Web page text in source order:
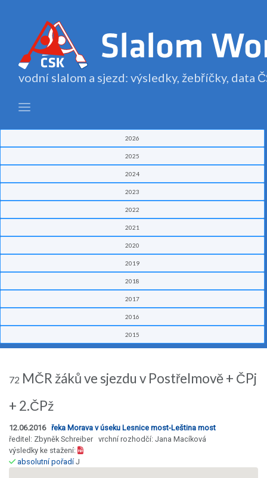
vodní slalom a sjezd: výsledky, žebříčky, data
2026
2025
2024
2023
2022
2021
2020
2019
2018
2017
2016
2015
72 MČR žáků ve sjezdu v Postřelmově + ČPj
+ 2.ČPž
12.06.2016 řeka Morava v úseku Lesnice most-Leština most
ředitel: Zbyněk Schreiber vrchní rozhodčí: Jana Macíková
výsledky ke stažení:
absolutní pořadíJ